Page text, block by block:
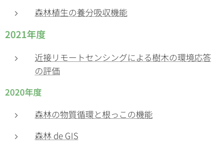
森林植生の養分吸収機能
2021年度
近接リモートセンシングによる樹木の環境応答
の評価
2020年度
森林の物質循環と根っこの機能
森林 de GIS